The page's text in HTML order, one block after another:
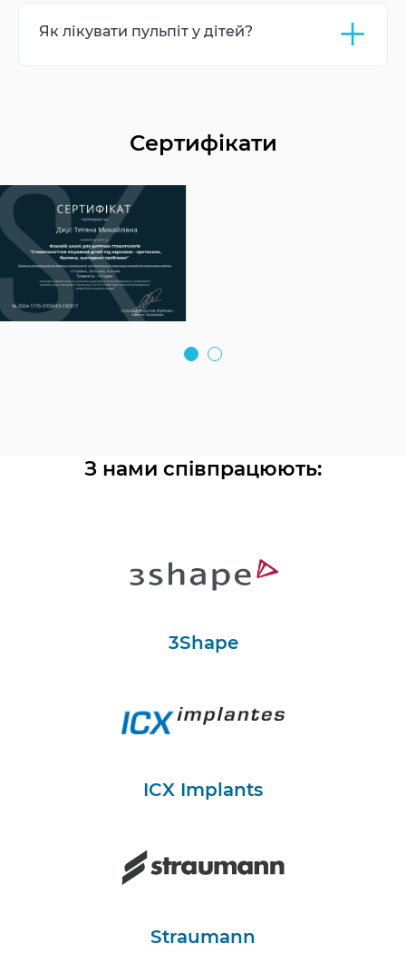
та нерви.
Як лікувати пульпіт у дітей? +
Сертифікати
З нами співпрацюють:
3Shape
ICX Implants
Straumann